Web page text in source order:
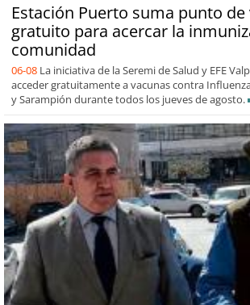
Estación Puerto suma punto
gratuito para acercar la
comunidad
06-08 La iniciativa de la Seremi de Salud y EFE
acceder gratuitamente a vacunas contra
y Sarampión durante todos los jueves de agosto.